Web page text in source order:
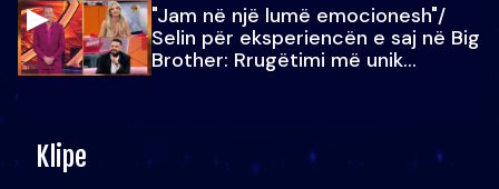
"Jam në një lumë emocionesh"/
Selin për eksperiencën e saj në Big
Brother: Rrugëtimi më unik…
Klipe